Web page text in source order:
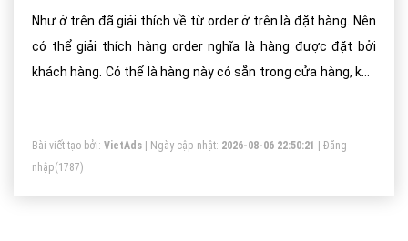
Như ở trên đã giải thích về từ order ở trên là đặt hàng. Nên
có thể giải thích hàng order nghĩa là hàng được đặt bởi
khách hàng. Có thể là hàng này có sẵn trong cửa hàng, kho
Bài viết tạo bởi: VietAds | Ngày cập nhật: 2026-08-06 22:50:21
Đăng
nhập(1787)